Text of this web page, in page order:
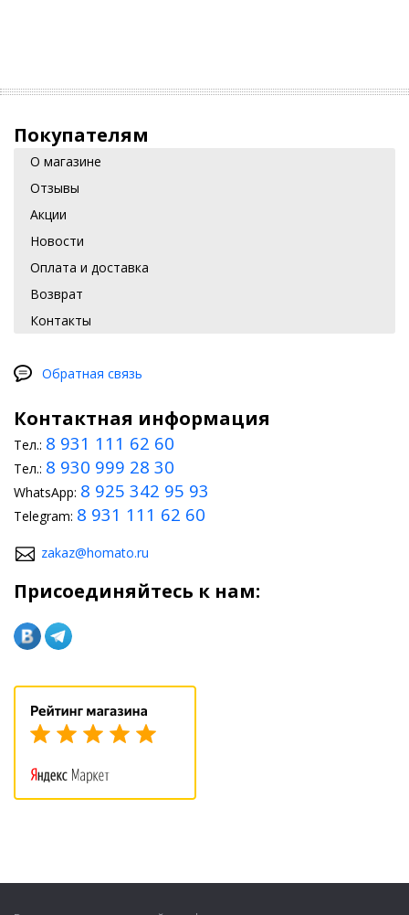
Покупателям
О магазине
Отзывы
Акции
Новости
Оплата и доставка
Возврат
Контакты
Обратная связь
Контактная информация
Тел.: 8 931 111 62 60
Тел.: 8 930 999 28 30
WhatsApp: 8 925 342 95 93
Telegram: 8 931 111 62 60
zakaz@homato.ru
Присоединяйтесь к нам: